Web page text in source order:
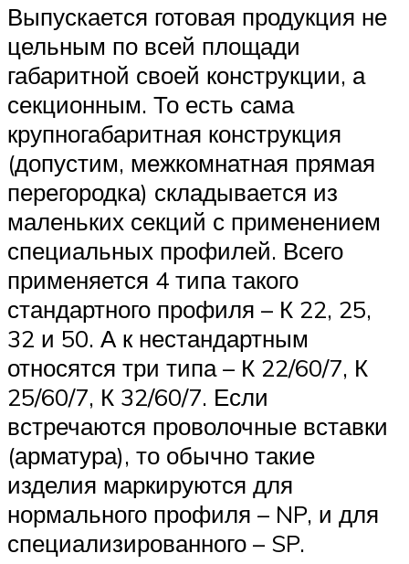
Выпускается готовая продукция не
цельным по всей площади
габаритной своей конструкции, а
секционным. То есть сама
крупногабаритная конструкция
(допустим, межкомнатная прямая
перегородка) складывается из
маленьких секций с применением
специальных профилей. Всего
применяется 4 типа такого
стандартного профиля – К 22, 25,
32 и 50. А к нестандартным
относятся три типа – К 22/60/7, К
25/60/7, К 32/60/7. Если
встречаются проволочные вставки
(арматура), то обычно такие
изделия маркируются для
нормального профиля – NP, и для
специализированного – SP.